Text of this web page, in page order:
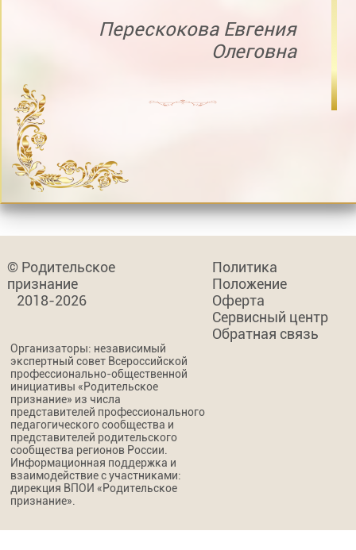
Перескокова Евгения
Олеговна
© Родительское
признание
2018-2026
Политика
Положение
Оферта
Сервисный центр
Обратная связь
Организаторы: независимый
экспертный совет Всероссийской
профессионально-общественной
инициативы «Родительское
признание» из числа
представителей профессионального
педагогического сообщества и
представителей родительского
сообщества регионов России.
Информационная поддержка и
взаимодействие с участниками:
дирекция ВПОИ «Родительское
признание».